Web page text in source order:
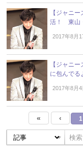
【ジャニ
活！ 東山
2017年8月
【ジャニ
に包んでる
2017年8月4
« ‹ 1